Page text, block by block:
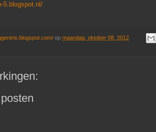
5.blogspot.nl/
op maandag, oktober 08, 2012